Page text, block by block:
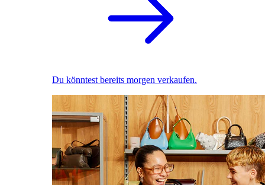
Du könntest bereits morgen verkaufen.